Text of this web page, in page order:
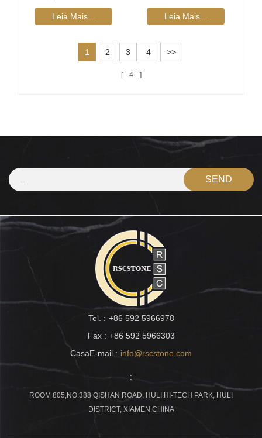
Leia Mais...
Leia Mais...
1 2 3 4 >>
4
Tel. : +86 592 5966978
Fax : +86 592 5966303
CasaE-mail : info@rscstone.com
:
ROOM 805,NO.388 QISHAN ROAD, HULI HI-TECH PARK, HULI
DISTRICT, XIAMEN,CHINA